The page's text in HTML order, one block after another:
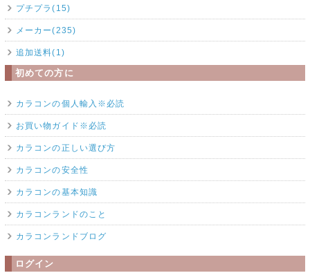
プチプラ(15)
メーカー(235)
追加送料(1)
初めての方に
カラコンの個人輸入※必読
お買い物ガイド※必読
カラコンの正しい選び方
カラコンの安全性
カラコンの基本知識
カラコンランドのこと
カラコンランドブログ
ログイン